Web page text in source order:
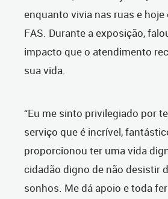
enquanto vivia nas ruas e hoje
FAS. Durante a exposição,
impacto que o atendimento
sua vida.
“Eu me sinto privilegiado por
serviço que é incrível,
proporcionou ter uma vida
cidadão digno de não desistir
sonhos. Me dá apoio e toda